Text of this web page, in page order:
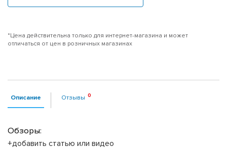
*Цена действительна только для интернет-магазина и может
отличаться от цен в розничных магазинах
Описание Отзывы
Обзоры:
+добавить статью или видео